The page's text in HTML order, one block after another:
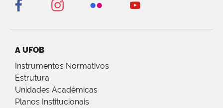
A UFOB
Instrumentos Normativos
Estrutura
Unidades Acadêmicas
Planos Institucionais